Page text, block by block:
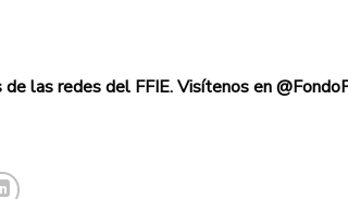
las redes del FFIE. Visítenos en